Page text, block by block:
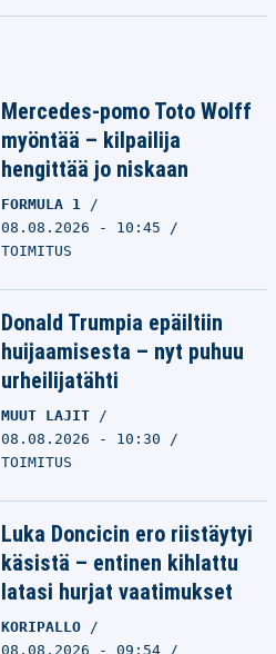
Mercedes-pomo Toto Wolff
myöntää – kilpailija
hengittää jo niskaan
FORMULA 1
08.08.2026 - 10:45
TOIMITUS
Donald Trumpia epäiltiin
huijaamisesta – nyt puhuu
urheilijatähti
MUUT LAJIT
08.08.2026 - 10:30
TOIMITUS
Luka Doncicin ero riistäytyi
käsistä – entinen kihlattu
latasi hurjat vaatimukset
KORIPALLO
08.08.2026 - 09:54